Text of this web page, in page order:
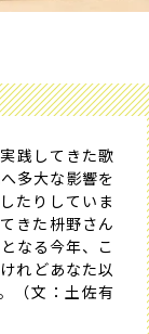
践してきた歌
多大な影響を
たりしていま
きた枡野さん
なる今年、こ
れどあなた以
（文：土佐有